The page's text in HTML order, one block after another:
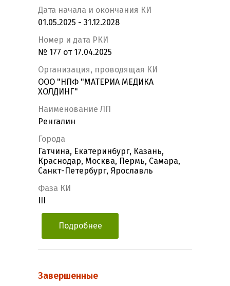
Дата начала и окончания КИ
01.05.2025 - 31.12.2028
Номер и дата РКИ
№ 177 от 17.04.2025
Организация, проводящая КИ
ООО "НПФ "МАТЕРИА МЕДИКА
ХОЛДИНГ"
Наименование ЛП
Ренгалин
Города
Гатчина, Екатеринбург, Казань,
Краснодар, Москва, Пермь, Самара,
Санкт-Петербург, Ярославль
Фаза КИ
Подробнее
Завершенные